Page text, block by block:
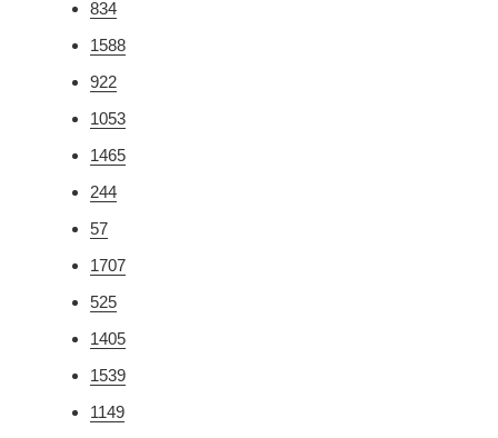
834
1588
922
1053
1465
244
57
1707
525
1405
1539
1149